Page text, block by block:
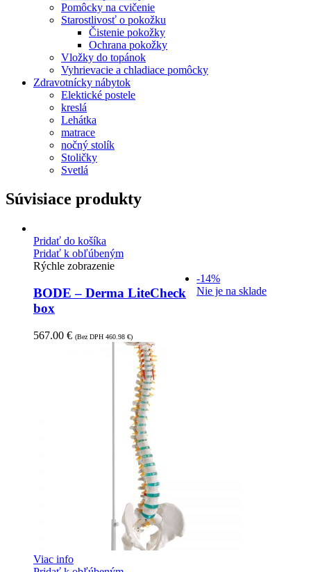
Pomôcky na cvičenie
Starostlivosť o pokožku
Čistenie pokožky
Ochrana pokožky
Vložky do topánok
Vyhrievacie a chladiace pomôcky
Zdravotnícky nábytok
Elektické postele
kreslá
Lehátka
matrace
nočný stolík
Stoličky
Svetlá
Súvisiace produkty
Pridať do košíka
Pridať k obľúbeným
Rýchle zobrazenie
BODE – Derma LiteCheck
box
567.00 € (Bez DPH 460.98 €)
-14%
Nie je na sklade
Viac info